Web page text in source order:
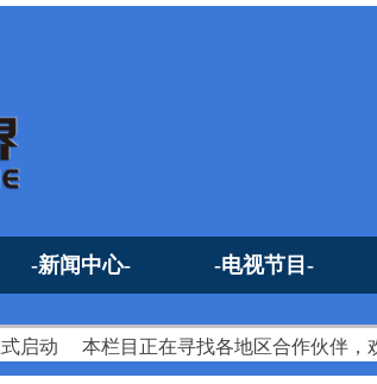
-新闻中心- -电视节目-
动 本栏目正在寻找各地区合作伙伴，欢